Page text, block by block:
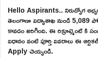
Hello Aspirants.. నిరుద్యోగ
తెలంగాణా విద్యాశాఖ నుండి 5,089
కావడం జరిగింది. ఈ రిక్రూట్మెంట్ కి
విధానం వంటి పూర్తి వివరాలు ఈ
Apply చెయ్యండి.